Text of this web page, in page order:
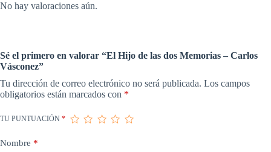
No hay valoraciones aún.
Sé el primero en valorar “El Hijo de las dos Memorias – Carlos
Vásconez”
Tu dirección de correo electrónico no será publicada. Los campos
obligatorios están marcados con *
TU PUNTUACIÓN *
Nombre *